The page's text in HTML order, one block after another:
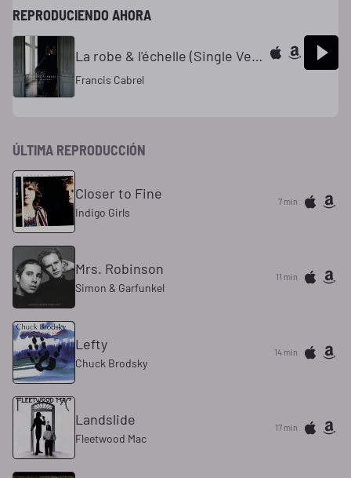
REPRODUCIENDO AHORA
La robe & l'échelle (Single Version)
Francis Cabrel
ÚLTIMA REPRODUCCIÓN
Closer to Fine
Indigo Girls
7 min
Mrs. Robinson
Simon & Garfunkel
11 min
Lefty
Chuck Brodsky
14 min
Landslide
Fleetwood Mac
17 min